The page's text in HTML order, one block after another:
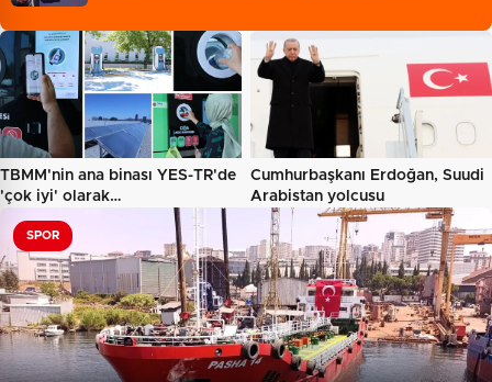
TBMM'nin ana binası YES-TR'de
'çok iyi' olarak
Cumhurbaşkanı Erdoğan, Suudi
Arabistan yolcusu
SPOR